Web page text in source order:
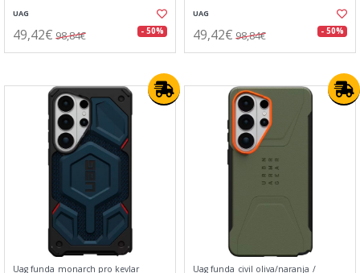
UAG
49,42€ 98,84€ - 50%
UAG
49,42€ 98,84€ - 50%
Uag funda monarch pro kevlar Uag funda civil oliva/naranja /